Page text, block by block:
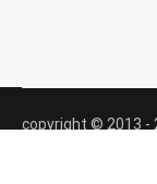
copyright © 2013 -